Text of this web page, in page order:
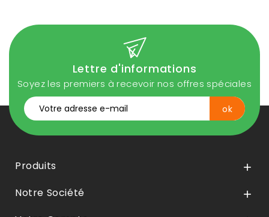
Lettre d'informations
Soyez les premiers à recevoir nos offres spéciales
Produits 
Notre Société 